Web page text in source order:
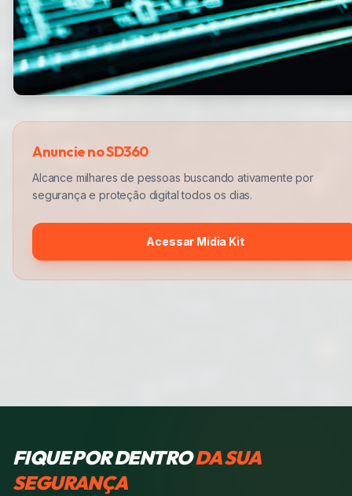
Anuncie no SD360
Alcance milhares de pessoas buscando ativamente por
segurança e proteção digital todos os dias.
Acessar Mídia Kit
FIQUE POR DENTRODA SUA
SEGURANÇA